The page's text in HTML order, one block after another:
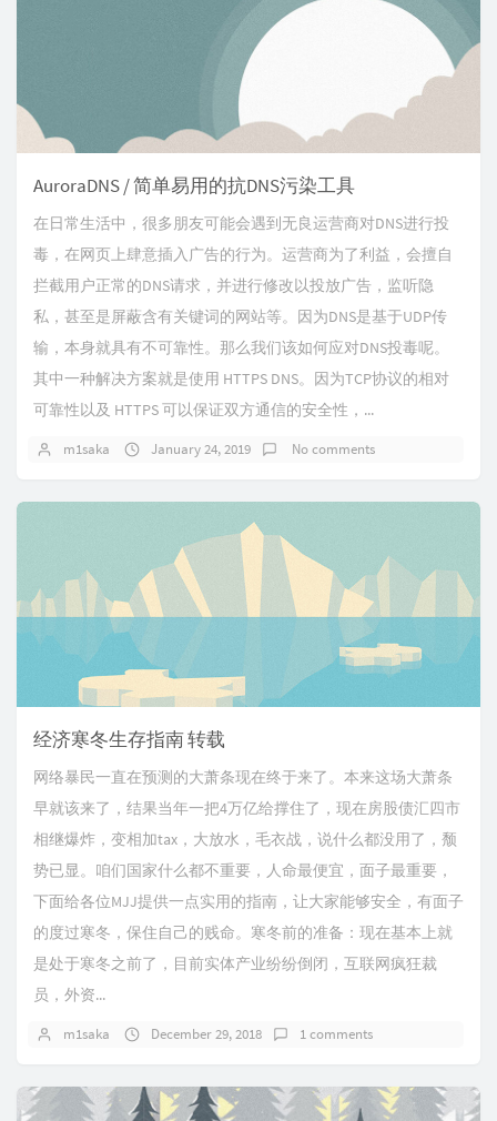
AuroraDNS / 简单易用的抗DNS污染工具
在日常生活中，很多朋友可能会遇到无良运营商对DNS进行投
毒，在网页上肆意插入广告的行为。运营商为了利益，会擅自
拦截用户正常的DNS请求，并进行修改以投放广告，监听隐
私，甚至是屏蔽含有关键词的网站等。因为DNS是基于UDP传
输，本身就具有不可靠性。那么我们该如何应对DNS投毒呢。
其中一种解决方案就是使用 HTTPS DNS。因为TCP协议的相对
可靠性以及 HTTPS 可以保证双方通信的安全性，...
m1saka January 24, 2019 No comments
经济寒冬生存指南 转载
网络暴民一直在预测的大萧条现在终于来了。本来这场大萧条
早就该来了，结果当年一把4万亿给撑住了，现在房股债汇四市
相继爆炸，变相加tax，大放水，毛衣战，说什么都没用了，颓
势已显。咱们国家什么都不重要，人命最便宜，面子最重要，
下面给各位MJJ提供一点实用的指南，让大家能够安全，有面子
的度过寒冬，保住自己的贱命。寒冬前的准备：现在基本上就
是处于寒冬之前了，目前实体产业纷纷倒闭，互联网疯狂裁
员，外资...
m1saka December 29, 2018 1 comments